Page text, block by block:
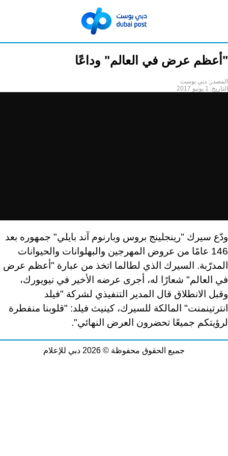
"أعظم عرض في العالم" وداعًا
المصدر: دبي بوست
التاريخ: 1 يونيو 2017
ودّع سيرك "رينجلينج بروس وبارنوم آند بايلي" جمهوره بعد
146 عامًا من عروض المهرجين والبهلوانات والحيوانات
المدرّبة. السيرك الذي لطالما اتخذ من عبارة "أعظم عرض
في العالم" شعارًا له، أجرى عرضه الأخير في نيويورك،
وقبل الانطلاق قال المدير التنفيذي لشركة "فيلد
انترتينمنت" المالكة للسيرك، كينيث فيلد: "قلوبنا منفطرة
لرؤيتكم جميعًا تحضرون العرض النهائي".
جميع الحقوق محفوظة © 2026 دبي للإعلام